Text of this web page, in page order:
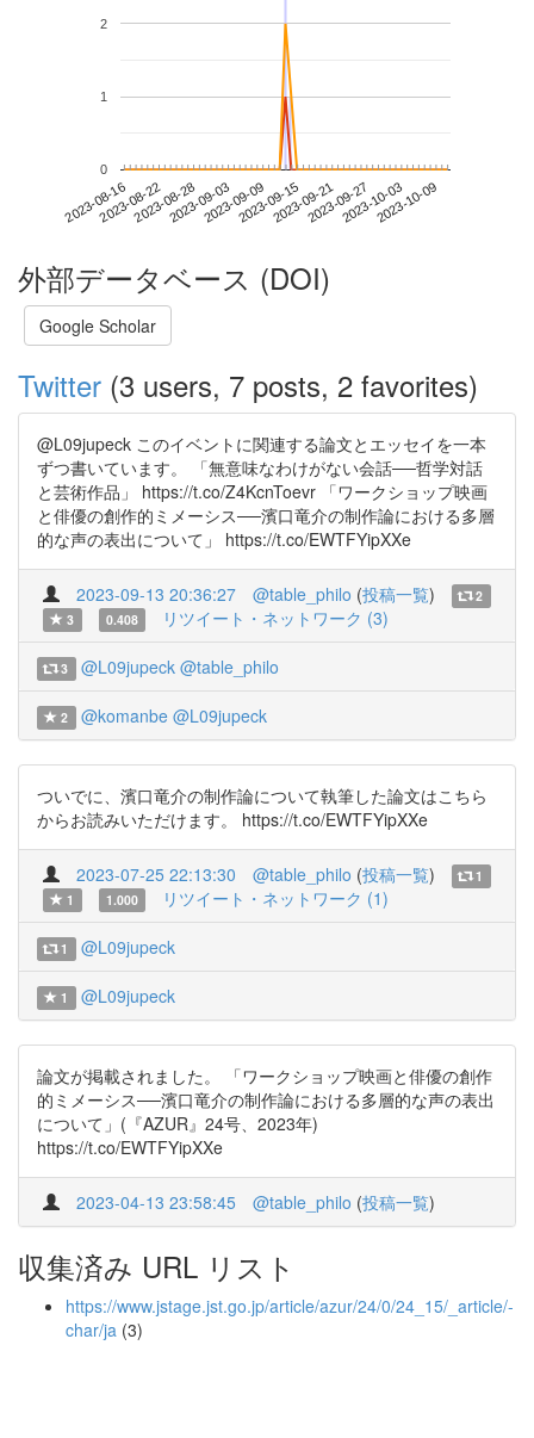
2023-08-162023-08-222023-08-282023-09-032023-09-092023-09-152023-09-212023-09-272023-10-032023-10-09
0
1
2
外部データベース (DOI)
Google Scholar
Twitter (3 users, 7 posts, 2 favorites)
@L09jupeck このイベントに関連する論文とエッセイを一本
ずつ書いています。 「無意味なわけがない会話──哲学対話
と芸術作品」 https://t.co/Z4KcnToevr 「ワークショップ映画
と俳優の創作的ミメーシス──濱口竜介の制作論における多層
的な声の表出について」 https://t.co/EWTFYipXXe
2023-09-13 20:36:27 @table_philo (投稿一覧)
2
3
0.408 リツイート・ネットワーク (3)
3 @L09jupeck @table_philo
2 @komanbe @L09jupeck
ついでに、濱口竜介の制作論について執筆した論文はこちら
からお読みいただけます。 https://t.co/EWTFYipXXe
2023-07-25 22:13:30 @table_philo (投稿一覧)
1
1
1.000 リツイート・ネットワーク (1)
1 @L09jupeck
1 @L09jupeck
論文が掲載されました。 「ワークショップ映画と俳優の創作
的ミメーシス──濱口竜介の制作論における多層的な声の表出
について」(『AZUR』24号、2023年)
https://t.co/EWTFYipXXe
2023-04-13 23:58:45 @table_philo (投稿一覧)
収集済み URL リスト
https://www.jstage.jst.go.jp/article/azur/24/0/24_15/_article/-
char/ja (3)